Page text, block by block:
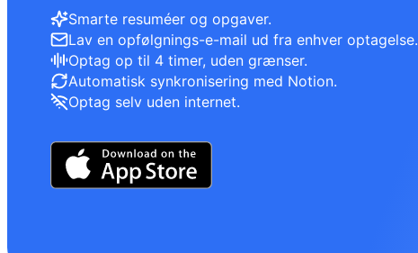
Smarte resuméer og opgaver.
Lav en opfølgnings-e-mail ud fra enhver optagelse.
Optag op til 4 timer, uden grænser.
Automatisk synkronisering med Notion.
Optag selv uden internet.